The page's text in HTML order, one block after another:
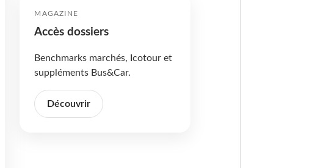
MAGAZINE
Accès dossiers
Benchmarks marchés, Icotour et
suppléments Bus&Car.
Découvrir